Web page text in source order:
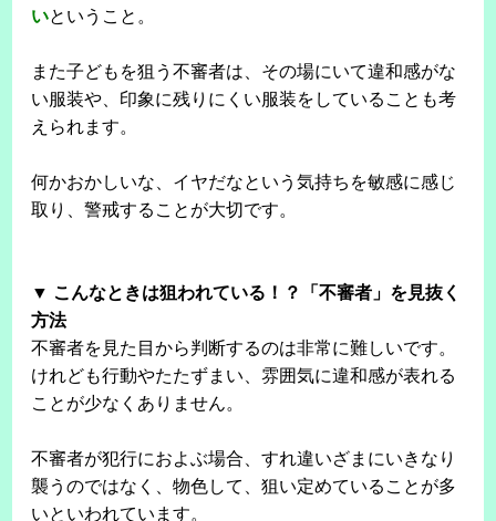
いということ。
また子どもを狙う不審者は、その場にいて違和感がな
い服装や、印象に残りにくい服装をしていることも考
えられます。
何かおかしいな、イヤだなという気持ちを敏感に感じ
取り、警戒することが大切です。
▼ こんなときは狙われている！？「不審者」を見抜く
方法
不審者を見た目から判断するのは非常に難しいです。
けれども行動やたたずまい、雰囲気に違和感が表れる
ことが少なくありません。
不審者が犯行におよぶ場合、すれ違いざまにいきなり
襲うのではなく、物色して、狙い定めていることが多
いといわれています。